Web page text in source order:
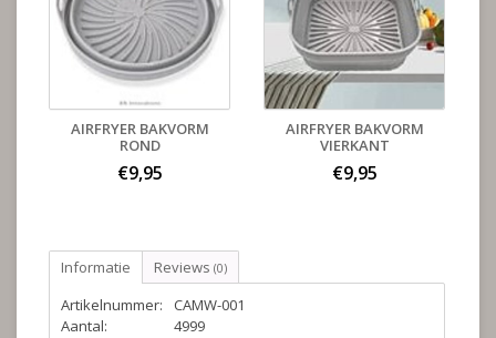
AIRFRYER BAKVORM
ROND
€9,95
AIRFRYER BAKVORM
VIERKANT
€9,95
Informatie Reviews (0)
Artikelnummer:
CAMW-001
Aantal:
4999